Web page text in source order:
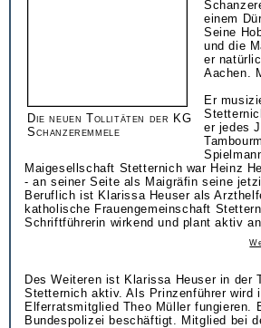
Die neuen Tollitäten der KG
Schanzeremmele
einem
Seine
und die
er
Aachen.
Er
er jedes
Maigesellschaft Stetternich war Heinz
- an seiner Seite als Maigräfin seine
Beruflich ist Klarissa Heuser als
katholische Frauengemeinschaft
Schriftführerin wirkend und plant aktiv
Des Weiteren ist Klarissa Heuser in der
Stetternich aktiv. Als Prinzenführer wird
Elferratsmitglied Theo Müller fungieren.
Bundespolizei beschäftigt. Mitglied bei